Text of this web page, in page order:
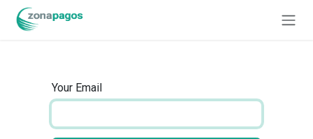
Skip to Content
Your Email